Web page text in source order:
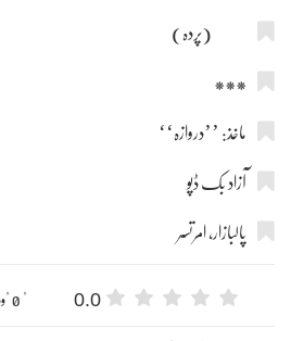
(پردہ)
***
ماخذ: ’’دروازہ‘‘
آزاد بک ڈپو
پالبازار، امرتسر
0.0 " 0 "ووٹ وصول ہوئے۔